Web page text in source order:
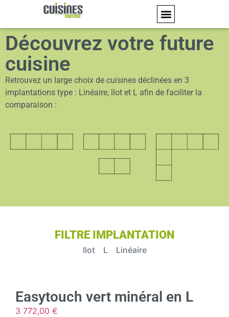
Découvrez votre future
cuisine
Retrouvez un large choix de cuisines déclinées en 3
implantations type : Linéaire, îlot et L afin de faciliter la
comparaison :
FILTRE IMPLANTATION
Ilot L Linéaire
Easytouch vert minéral en L
3 772,00 €